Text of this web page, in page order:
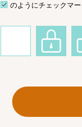
のようにチェックマ